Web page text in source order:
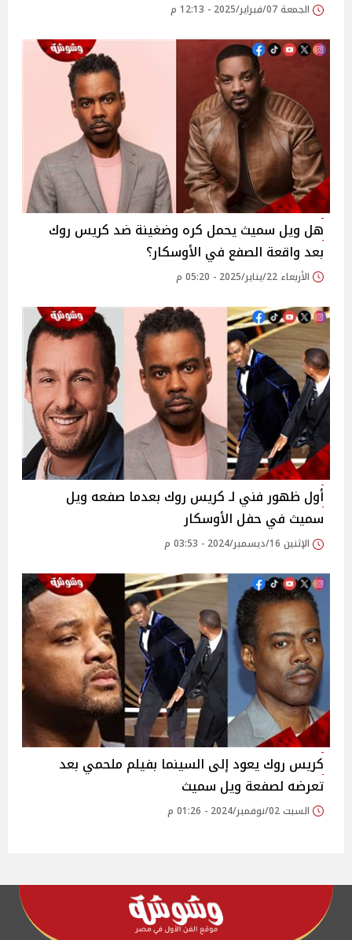
الجمعة 07/فبراير/2025 - 12:13 م
هل ويل سميث يحمل كره وضغينة ضد كريس روك
بعد واقعة الصفع في الأوسكار؟
الأربعاء 22/يناير/2025 - 05:20 م
أول ظهور فني لـ كريس روك بعدما صفعه ويل
سميث في حفل الأوسكار
الإثنين 16/ديسمبر/2024 - 03:53 م
كريس روك يعود إلى السينما بفيلم ملحمي بعد
تعرضه لصفعة ويل سميث
السبت 02/نوفمبر/2024 - 01:26 م